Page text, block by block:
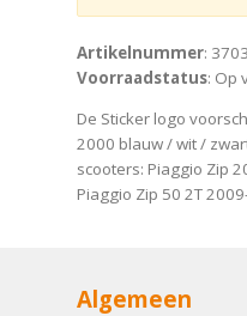
Artikelnummer:
Voorraadstatus: Op
De Sticker logo
2000 blauw / wit /
scooters: Piaggio Zip
Piaggio Zip 50 2T
Algemeen